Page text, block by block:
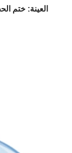
العينة: ختم